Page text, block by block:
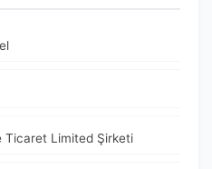
Ticaret Limited Şirketi